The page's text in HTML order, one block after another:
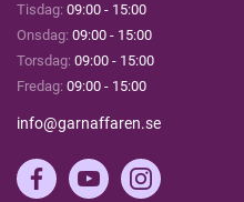
Tisdag: 09:00 - 15:00
Onsdag: 09:00 - 15:00
Torsdag: 09:00 - 15:00
Fredag: 09:00 - 15:00
info@garnaffaren.se